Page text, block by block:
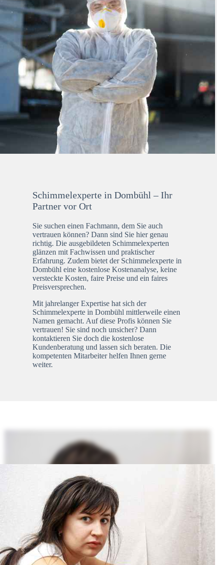
Schimmelexperte in Dombühl – Ihr
Partner vor Ort
Sie suchen einen Fachmann, dem Sie auch
vertrauen können? Dann sind Sie hier genau
richtig. Die ausgebildeten Schimmelexperten
glänzen mit Fachwissen und praktischer
Erfahrung. Zudem bietet der Schimmelexperte in
Dombühl eine kostenlose Kostenanalyse, keine
versteckte Kosten, faire Preise und ein faires
Preisversprechen.
Mit jahrelanger Expertise hat sich der
Schimmelexperte in Dombühl mittlerweile einen
Namen gemacht. Auf diese Profis können Sie
vertrauen! Sie sind noch unsicher? Dann
kontaktieren Sie doch die kostenlose
Kundenberatung und lassen sich beraten. Die
kompetenten Mitarbeiter helfen Ihnen gerne
weiter.